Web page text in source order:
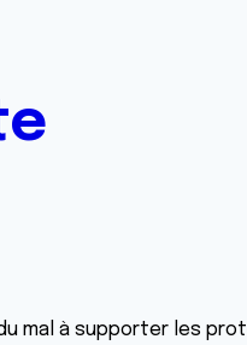
du mal à supporter les